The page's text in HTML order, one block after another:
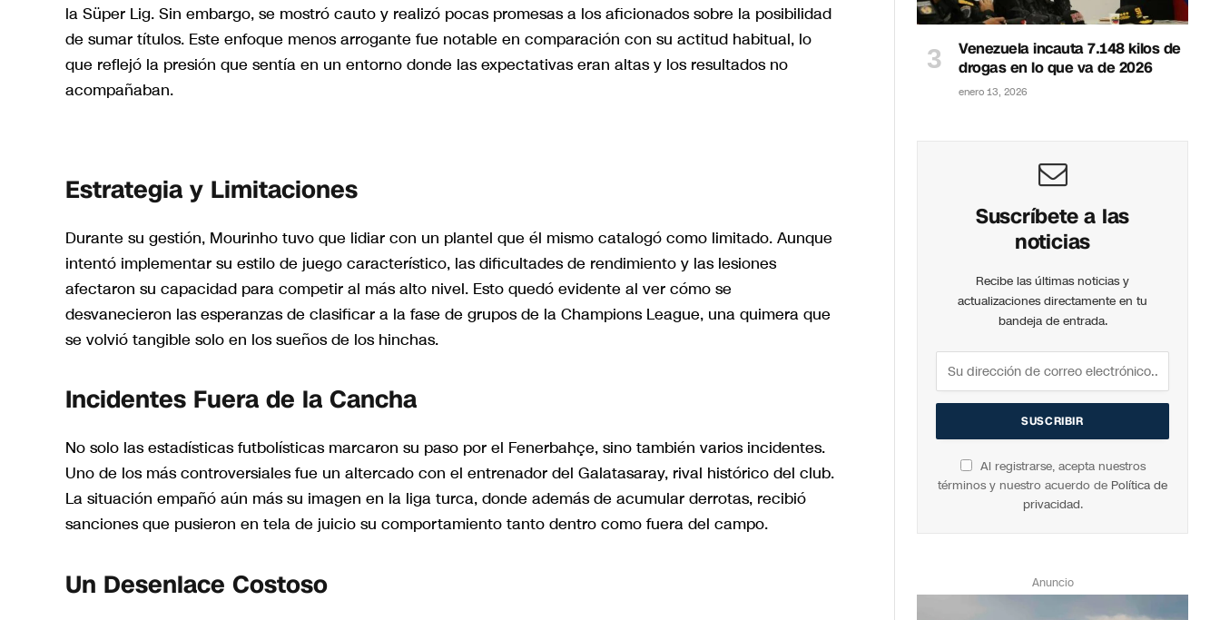
la Süper Lig. Sin embargo, se mostró cauto y realizó pocas promesas a los aficionados sobre la posibilidad
de sumar títulos. Este enfoque menos arrogante fue notable en comparación con su actitud habitual, lo
que reflejó la presión que sentía en un entorno donde las expectativas eran altas y los resultados no
acompañaban.
Estrategia y Limitaciones
Durante su gestión, Mourinho tuvo que lidiar con un plantel que él mismo catalogó como limitado. Aunque
intentó implementar su estilo de juego característico, las dificultades de rendimiento y las lesiones
afectaron su capacidad para competir al más alto nivel. Esto quedó evidente al ver cómo se
desvanecieron las esperanzas de clasificar a la fase de grupos de la Champions League, una quimera que
se volvió tangible solo en los sueños de los hinchas.
Incidentes Fuera de la Cancha
No solo las estadísticas futbolísticas marcaron su paso por el Fenerbahçe, sino también varios incidentes.
Uno de los más controversiales fue un altercado con el entrenador del Galatasaray, rival histórico del club.
La situación empañó aún más su imagen en la liga turca, donde además de acumular derrotas, recibió
sanciones que pusieron en tela de juicio su comportamiento tanto dentro como fuera del campo.
Un Desenlace Costoso
Venezuela incauta 7.148 kilos de
drogas en lo que va de 2026
enero 13, 2026
Suscríbete a las
noticias
Recibe las últimas noticias y
actualizaciones directamente en tu
bandeja de entrada.
Al registrarse, acepta nuestros
términos y nuestro acuerdo de Política de
privacidad.
Anuncio